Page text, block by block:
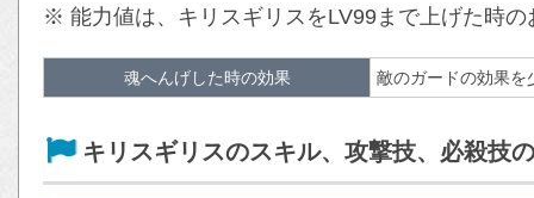
※ 能力値は、キリスギリスをLV99まで上げた時
魂へんげした時の効果 敵のガードの効果を
キリスギリスのスキル、攻撃技、必殺技